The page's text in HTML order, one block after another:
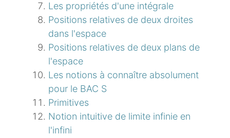
Les propriétés d'une intégrale
Positions relatives de deux droites
dans l'espace
Positions relatives de deux plans de
l'espace
Les notions à connaître absolument
pour le BAC S
Primitives
Notion intuitive de limite infinie en
l'infini